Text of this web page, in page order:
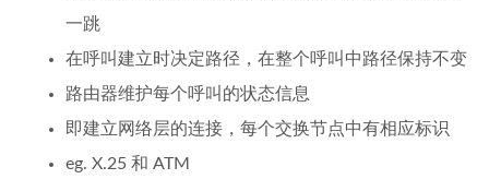
一跳
在呼叫建立时决定路径，在整个呼叫中路径保持不变
路由器维护每个呼叫的状态信息
即建立网络层的连接，每个交换节点中有相应标识
eg. X.25 和 ATM